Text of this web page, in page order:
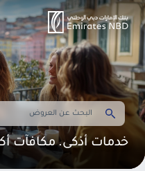
خدمات أذكى. مكافآت